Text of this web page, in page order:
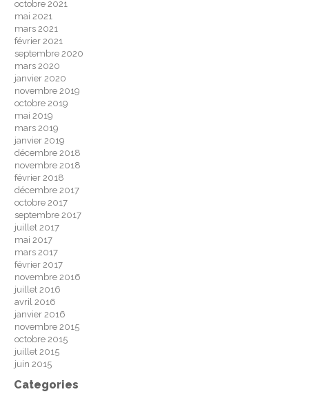
octobre 2021
mai 2021
mars 2021
février 2021
septembre 2020
mars 2020
janvier 2020
novembre 2019
octobre 2019
mai 2019
mars 2019
janvier 2019
décembre 2018
novembre 2018
février 2018
décembre 2017
octobre 2017
septembre 2017
juillet 2017
mai 2017
mars 2017
février 2017
novembre 2016
juillet 2016
avril 2016
janvier 2016
novembre 2015
octobre 2015
juillet 2015
juin 2015
Categories